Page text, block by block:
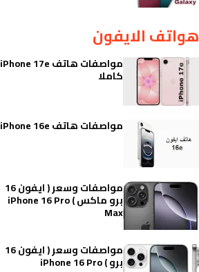
هواتف الايفون
مواصفات هاتف iPhone 17e
كاملا
مواصفات هاتف iPhone 16e
مواصفات وسعر ( ايفون 16
برو ماكس ) iPhone 16 Pro
Max
مواصفات وسعر ( ايفون 16
برو ) iPhone 16 Pro